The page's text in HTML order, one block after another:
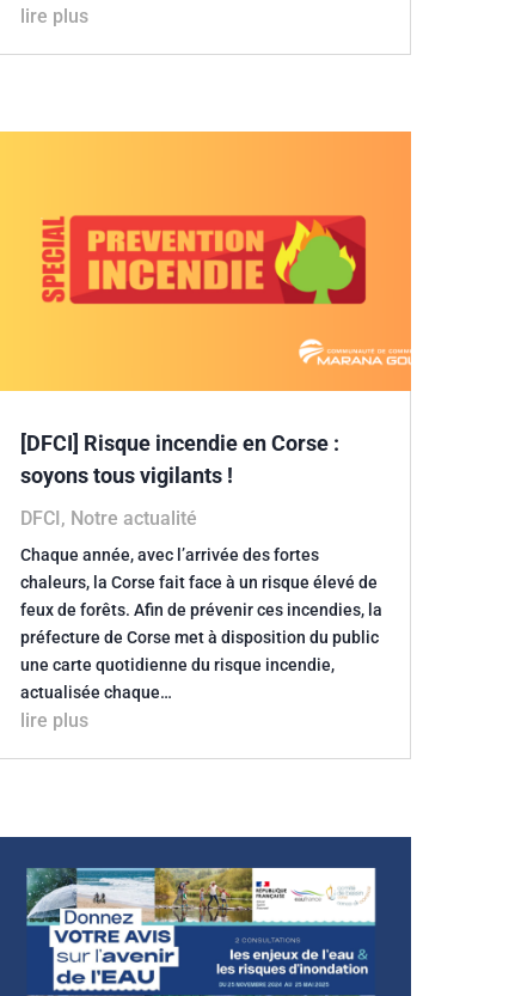
lire plus
[DFCI] Risque incendie en Corse :
soyons tous vigilants !
DFCI , Notre actualité
Chaque année, avec l’arrivée des fortes
chaleurs, la Corse fait face à un risque élevé de
feux de forêts. Afin de prévenir ces incendies, la
préfecture de Corse met à disposition du public
une carte quotidienne du risque incendie,
actualisée chaque…
lire plus